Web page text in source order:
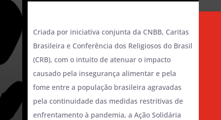
Criada por iniciativa conjunta da CNBB, Caritas
Brasileira e Conferência dos Religiosos do Brasil
(CRB), com o intuito de atenuar o impacto
causado pela insegurança alimentar e pela
fome entre a população brasileira agravadas
pela continuidade das medidas restritivas de
enfrentamento à pandemia, a Ação Solidária